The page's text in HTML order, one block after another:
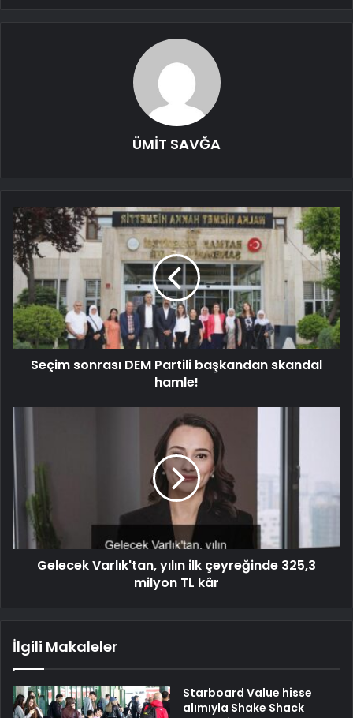
ÜMİT SAVĞA
Seçim sonrası DEM Partili başkandan skandal
hamle!
Gelecek Varlık'tan, yılın ilk çeyreğinde 325,3
milyon TL kâr
İlgili Makaleler
Starboard Value hisse
alımıyla Shake Shack